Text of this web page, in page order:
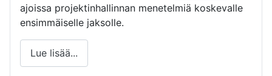
ajoissa projektinhallinnan menetelmiä koskevalle
ensimmäiselle jaksolle.
Lue lisää...